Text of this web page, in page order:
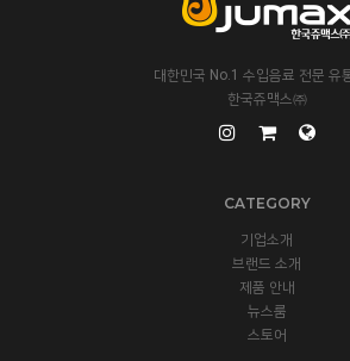
대한민국 No.1 수입음료 전문 유
한국쥬맥스㈜
CATEGORY
기업소개
브랜드 소개
제품 안내
뉴스룸
스토어